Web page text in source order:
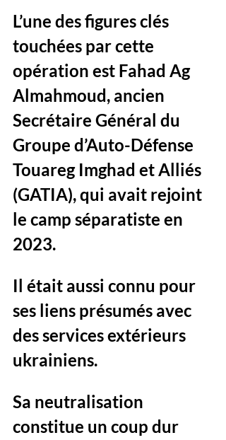
L’une des figures clés
touchées par cette
opération est Fahad Ag
Almahmoud, ancien
Secrétaire Général du
Groupe d’Auto-Défense
Touareg Imghad et Alliés
(GATIA), qui avait rejoint
le camp séparatiste en
2023.
Il était aussi connu pour
ses liens présumés avec
des services extérieurs
ukrainiens.
Sa neutralisation
constitue un coup dur